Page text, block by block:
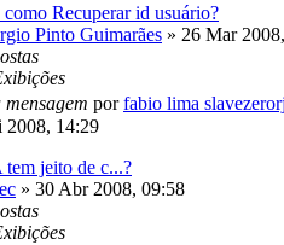
Recuperar id usuário?
Pinto Guimarães » 26 Mar
porfabio lima slavezerorj
2008, 14:29
tem jeito de c...?
» 30 Abr 2008, 09:58